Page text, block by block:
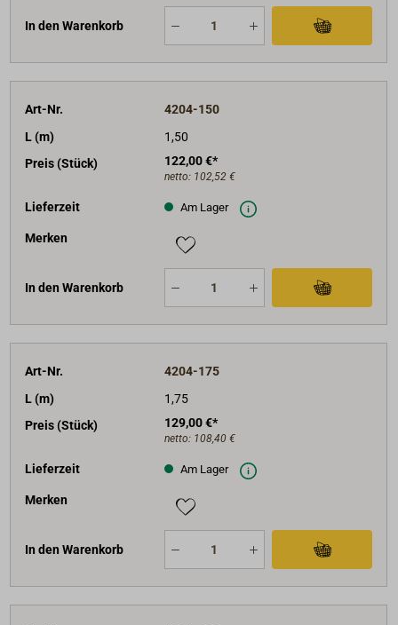
In den Warenkorb
Art-Nr.
4204-150
L (m)
1,50
Preis (Stück)
122,00 €*
netto: 102,52 €
Lieferzeit Am Lager
Merken
In den Warenkorb
Art-Nr.
4204-175
L (m)
1,75
Preis (Stück)
129,00 €*
netto: 108,40 €
Lieferzeit Am Lager
Merken
In den Warenkorb